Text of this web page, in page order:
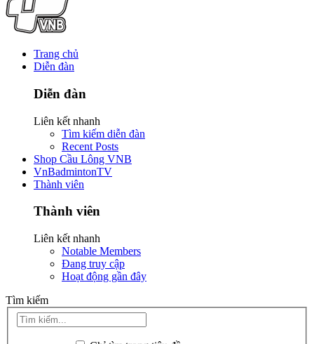
Trang chủ
Diễn đàn
Diễn đàn
Liên kết nhanh
Tìm kiếm diễn đàn
Recent Posts
Shop Cầu Lông VNB
VnBadmintonTV
Thành viên
Thành viên
Liên kết nhanh
Notable Members
Đang truy cập
Hoạt động gần đây
Tìm kiếm